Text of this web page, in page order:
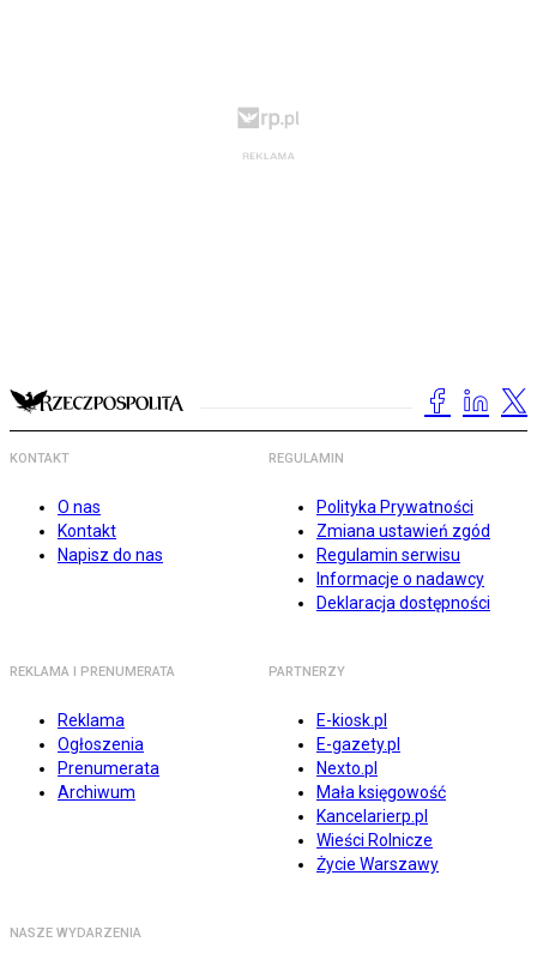
KONTAKT
O nas
Kontakt
Napisz do nas
REGULAMIN
Polityka Prywatności
Zmiana ustawień zgód
Regulamin serwisu
Informacje o nadawcy
Deklaracja dostępności
REKLAMA I PRENUMERATA
Reklama
Ogłoszenia
Prenumerata
Archiwum
PARTNERZY
E-kiosk.pl
E-gazety.pl
Nexto.pl
Mała księgowość
Kancelarierp.pl
Wieści Rolnicze
Życie Warszawy
NASZE WYDARZENIA